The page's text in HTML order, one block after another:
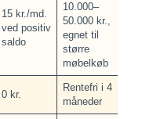
15 kr./md.
ved positiv
saldo
10.000–
50.000 kr.,
egnet til
større
møbelkøb
0 kr.
Rentefri i 4
måneder